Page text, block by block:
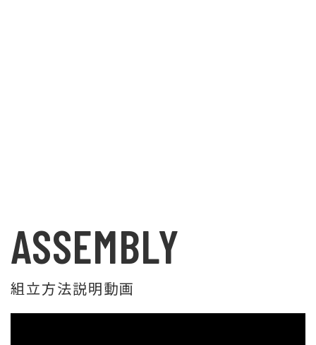
ASSEMBLY
組立方法説明動画